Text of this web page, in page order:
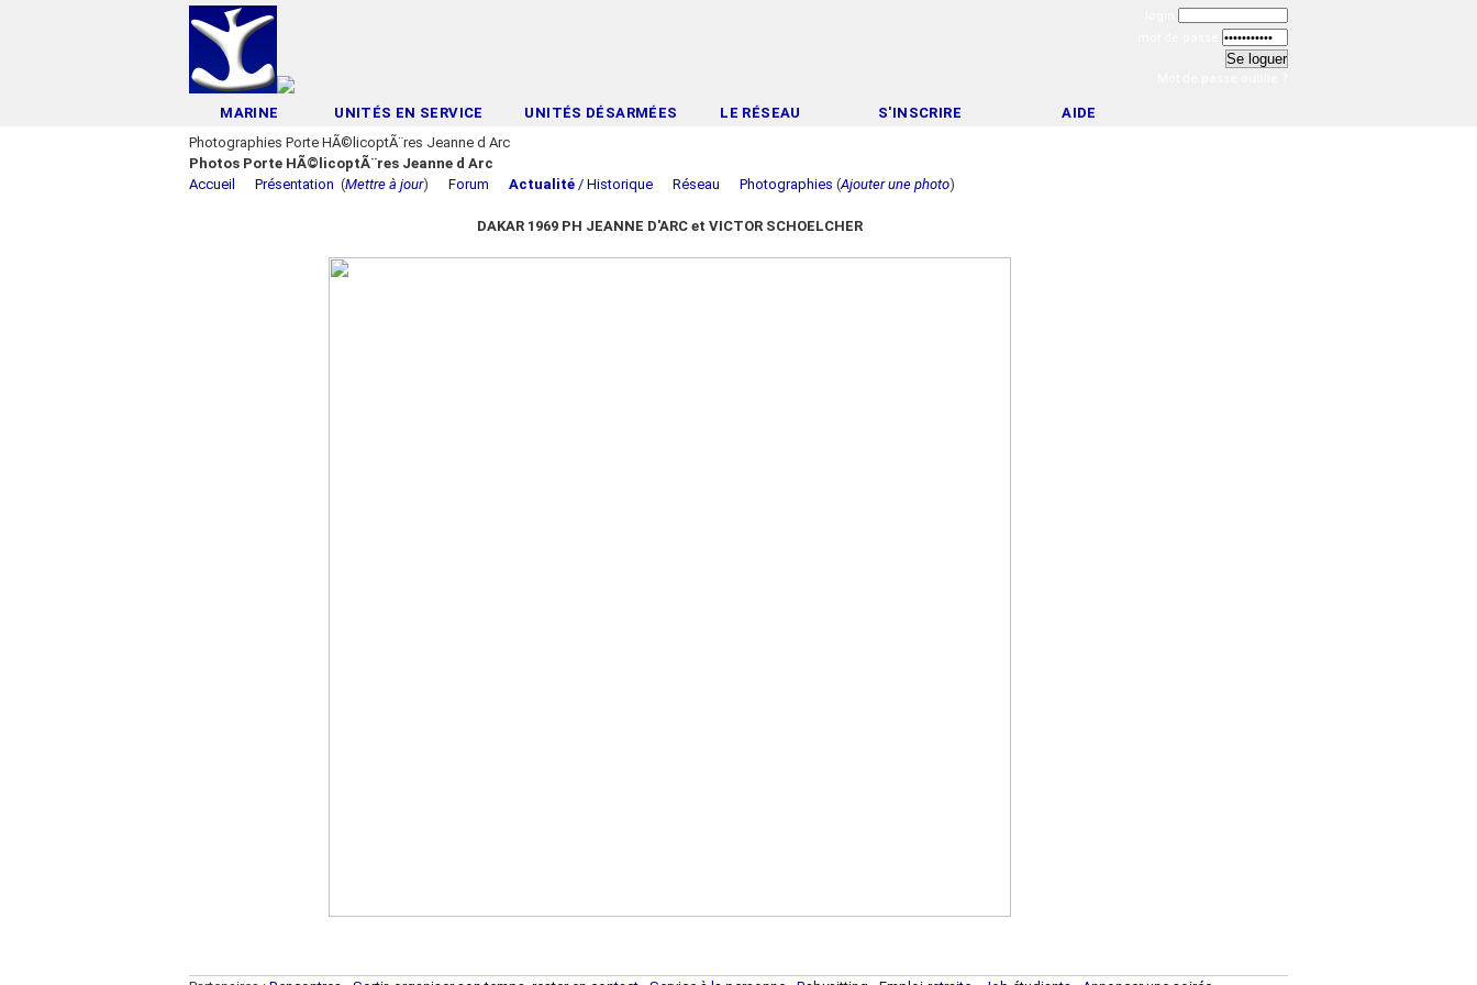
MARINE UNITÉS EN SERVICE UNITÉS DÉSARMÉES LE RÉSEAU S'INSCRIRE
AIDE
Photographies Porte HÃ©licoptÃ¨res Jeanne d Arc
Photos Porte HÃ©licoptÃ¨res Jeanne d Arc
Accueil
Présentation (Mettre à jour) Forum Actualité / Historique Réseau Photographies (Ajouter une photo)
DAKAR 1969 PH JEANNE D'ARC et VICTOR SCHOELCHER